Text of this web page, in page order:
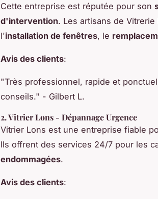
Cette entreprise est réputée pour son
d'intervention. Les artisans de
l'installation de fenêtres, le
Avis des clients:
"Très professionnel, rapide et
conseils." - Gilbert L.
2.Vitrier Lons - Dépannage Urgence
Vitrier Lons est une entreprise fiable
Ils offrent des services 24/7 pour les
endommagées.
Avis des clients: